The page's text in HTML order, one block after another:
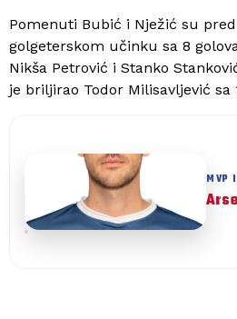
Pomenuti Bubić i Nježić su
golgeterskom učinku sa 8
Nikša Petrović i Stanko
je briljirao Todor Milisavljević sa